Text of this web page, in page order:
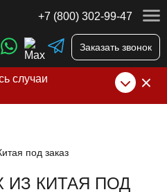
+7 (800) 302-99-47
Заказать звонок
случаи
, указанным в соц сетях
под заказ
ИЗ КИТАЯ ПОД